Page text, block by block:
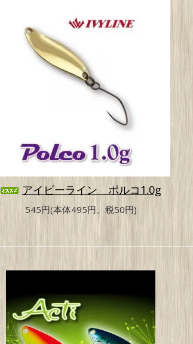
アイビーライン ポルコ1.0g
545円(本体495円、税50円)